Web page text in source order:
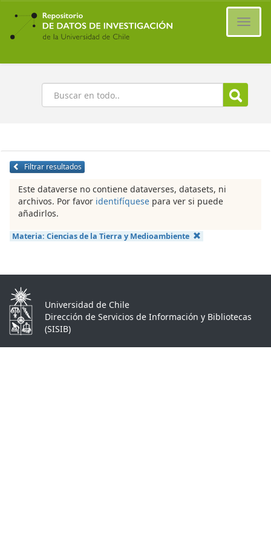
Ir
contenido
principal
Buscar
Filtrar resultados
Este dataverse no contiene dataverses, datasets, ni
archivos. Por favor identifíquese para ver si puede
añadirlos.
Materia: Ciencias de la Tierra y Medioambiente
Universidad de Chile
Dirección de Servicios de Información y Bibliotecas
(SISIB)